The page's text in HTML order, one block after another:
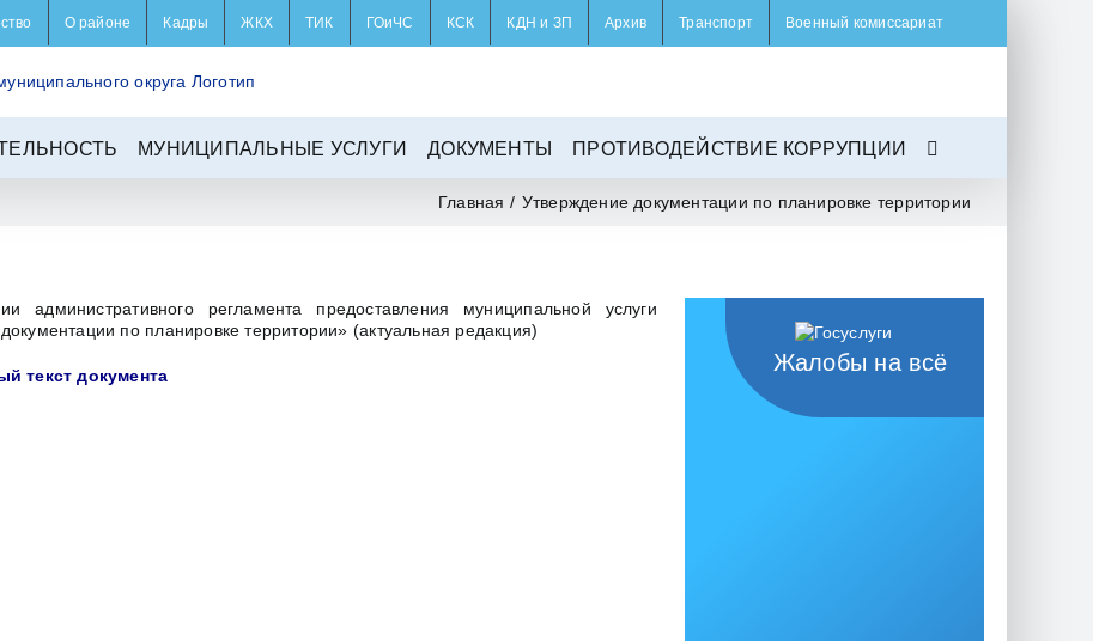
О районе Кадры ЖКХ ТИК ГОиЧС КСК КДН и ЗП Архив Транспорт Военный комиссариат
МУНИЦИПАЛЬНЫЕ УСЛУГИ ДОКУМЕНТЫ ПРОТИВОДЕЙСТВИЕ КОРРУПЦИИ
Главная / Утверждение документации по планировке территории
административного регламента предоставления муниципальной услуги
по планировке территории» (актуальная редакция)
текст документа Жалобы на всё